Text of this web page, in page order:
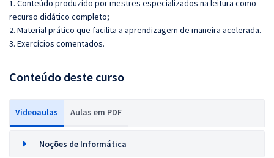
1. Conteúdo produzido por mestres especializados na leitura como
recurso didático completo;
2. Material prático que facilita a aprendizagem de maneira acelerada.
3. Exercícios comentados.
Conteúdo deste curso
Videoaulas Aulas em PDF
Noções de Informática